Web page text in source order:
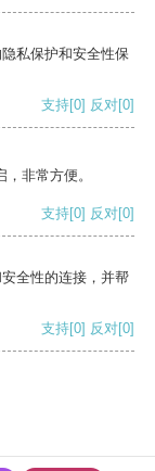
私保护和安全性保
支持[0] 反对[0]
非常方便。
支持[0] 反对[0]
全性的连接，并帮
支持[0] 反对[0]